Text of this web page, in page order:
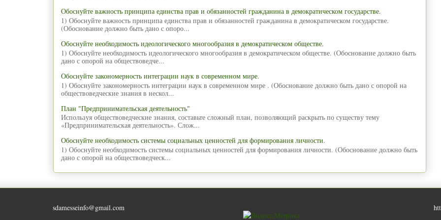
Обоснуйте важность принципа единства прав и обязанностей гражданина в демократическом государстве.
1) Обоснуйте важность принципа единства прав и обязанностей гражданина в демократическом государстве.
(Обоснование должно быть дано с опоро...
Обоснуйте необходимость идеологического многообразия в демократическом обществе.
1) Обоснуйте необходимость идеологического многообразия в демократическом обществе. (Обоснование должно быть
дано с опорой на обществоведче...
Обоснуйте закономерность интеграции наук в современном мире.
1) Обоснуйте закономерность интеграции наук в современном мире . (Обоснование должно быть дано с опорой на
обществоведческие знания в нескол...
План "Предпринимательская деятельность"
Используя обществоведческие знания, составьте сложный план, позволяющий раскрыть по существу тему
«Предпринимательская деятельность». Слож...
Обоснуйте необходимость системы социальных ценностей для формирования личности.
1) Обоснуйте необходимость системы социальных ценностей для формирования личности. (Обоснование должно быть
дано с опорой на обществоведческ...
sdamesseinfo@gmail.com